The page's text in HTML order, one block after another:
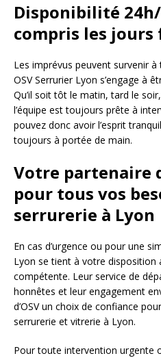
Disponibilité
compris les jours
Les imprévus peuvent survenir
OSV Serrurier Lyon s’engage à
Qu’il soit tôt le matin, tard le
l’équipe est toujours prête à
pouvez donc avoir l’esprit
toujours à portée de main.
Votre partenaire
pour tous vos
serrurerie à Lyon
En cas d’urgence ou pour une
Lyon se tient à votre disposition
compétente. Leur service de
honnêtes et leur engagement
d’OSV un choix de confiance
serrurerie et vitrerie à Lyon.
Pour toute intervention urgente